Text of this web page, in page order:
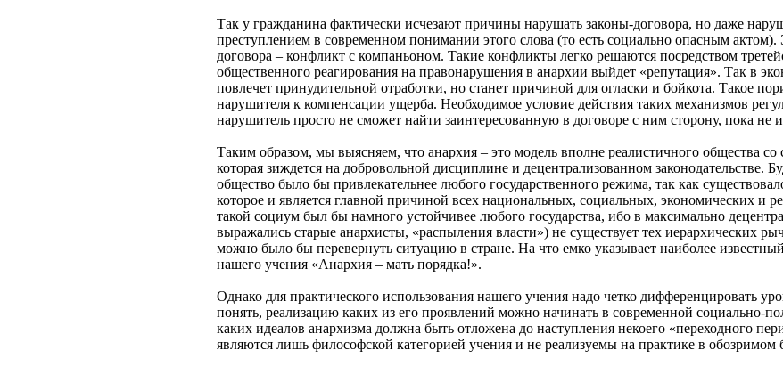
Так у гражданина фактически исчезают причины нарушать законы-договора, но даже
преступлением в современном понимании этого слова (то есть социально опасным
договора – конфликт с компаньоном. Такие конфликты легко решаются посредством
общественного реагирования на правонарушения в анархии выйдет «репутация». Так в
повлечет принудительной отработки, но станет причиной для огласки и бойкота. Такое
нарушителя к компенсации ущерба. Необходимое условие действия таких механизмов
нарушитель просто не сможет найти заинтересованную в договоре с ним сторону, пока не
Таким образом, мы выясняем, что анархия – это модель вполне реалистичного общества со
которая зиждется на добровольной дисциплине и децентрализованном законодательстве.
общество было бы привлекательнее любого государственного режима, так как
которое и является главной причиной всех национальных, социальных, экономических и
такой социум был бы намного устойчивее любого государства, ибо в максимально
выражались старые анархисты, «распыления власти») не существует тех иерархических
можно было бы перевернуть ситуацию в стране. На что емко указывает наиболее
нашего учения «Анархия – мать порядка!».
Однако для практического использования нашего учения надо четко дифференцировать
понять, реализацию каких из его проявлений можно начинать в современной социально-
каких идеалов анархизма должна быть отложена до наступления некоего «переходного
являются лишь философской категорией учения и не реализуемы на практике в обозримом